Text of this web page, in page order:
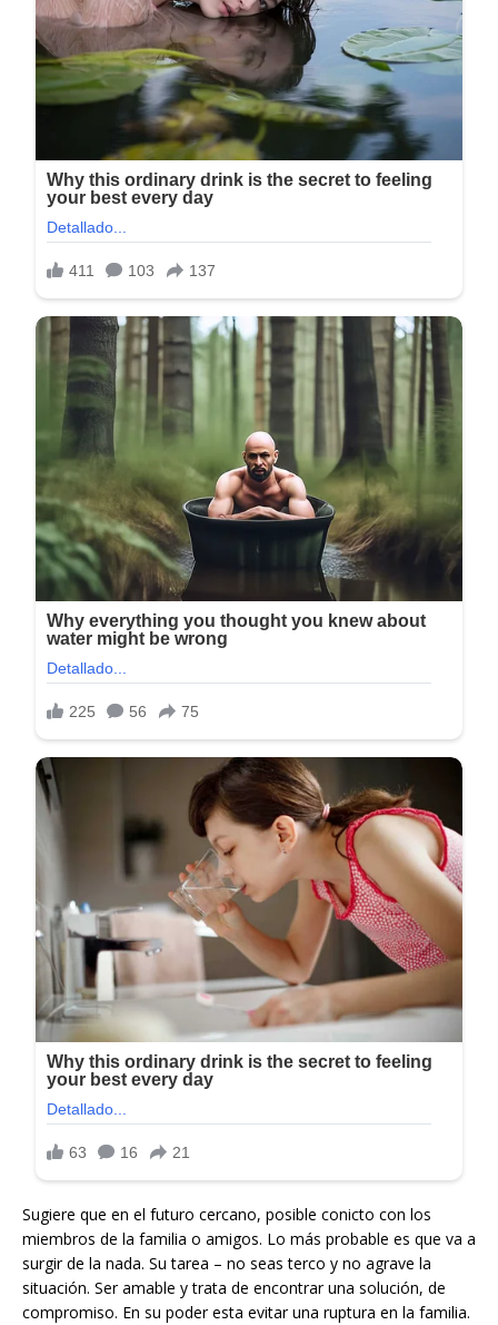
Sugiere que en el futuro cercano, posible conicto con los
miembros de la familia o amigos. Lo más probable es que va a
surgir de la nada. Su tarea – no seas terco y no agrave la
situación. Ser amable y trata de encontrar una solución, de
compromiso. En su poder esta evitar una ruptura en la familia.